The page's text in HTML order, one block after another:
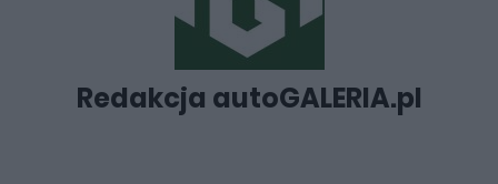
Redakcja autoGALERIA.pl